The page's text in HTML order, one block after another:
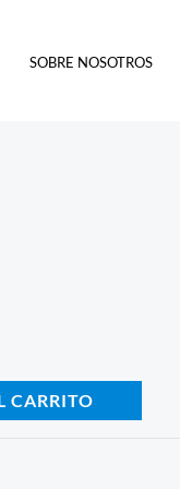
SOBRE NOSOTROS
CARRITO